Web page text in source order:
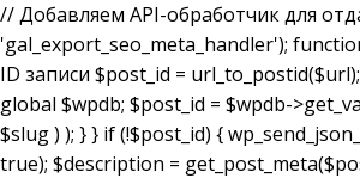
// Добавляем API-обработчик для
'gal_export_seo_meta_handler');
ID записи $post_id =
global $wpdb; $post_id = $wpdb-
$slug ) ); } } if (!$post_id) {
true); $description =